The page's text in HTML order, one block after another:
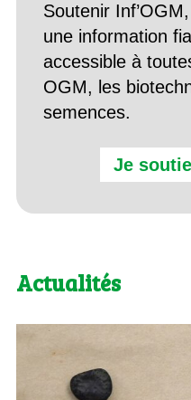
Soutenir
une information
accessible à
OGM, les
semences.
Je
Actualités